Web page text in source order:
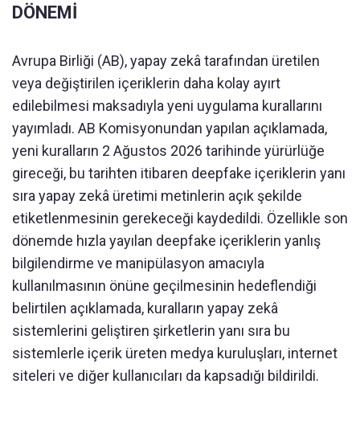
DÖNEMİ
Avrupa Birliği (AB), yapay zekâ tarafından üretilen
veya değiştirilen içeriklerin daha kolay ayırt
edilebilmesi maksadıyla yeni uygulama kurallarını
yayımladı. AB Komisyonundan yapılan açıklamada,
yeni kuralların 2 Ağustos 2026 tarihinde yürürlüğe
gireceği, bu tarihten itibaren deepfake içeriklerin yanı
sıra yapay zekâ üretimi metinlerin açık şekilde
etiketlenmesinin gerekeceği kaydedildi. Özellikle son
dönemde hızla yayılan deepfake içeriklerin yanlış
bilgilendirme ve manipülasyon amacıyla
kullanılmasının önüne geçilmesinin hedeflendiği
belirtilen açıklamada, kuralların yapay zekâ
sistemlerini geliştiren şirketlerin yanı sıra bu
sistemlerle içerik üreten medya kuruluşları, internet
siteleri ve diğer kullanıcıları da kapsadığı bildirildi.